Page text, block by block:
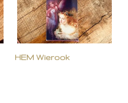
HEM Wierook